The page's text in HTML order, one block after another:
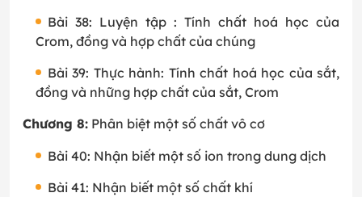
Bài 38: Luyện tập : Tính chất hoá học của
Crom, đồng và hợp chất của chúng
Bài 39: Thực hành: Tính chất hoá học của sắt,
đồng và những hợp chất của sắt, Crom
Chương 8: Phân biệt một số chất vô cơ
Bài 40: Nhận biết một số ion trong dung dịch
Bài 41: Nhận biết một số chất khí